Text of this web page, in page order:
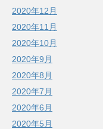
2020年12月
2020年11月
2020年10月
2020年9月
2020年8月
2020年7月
2020年6月
2020年5月